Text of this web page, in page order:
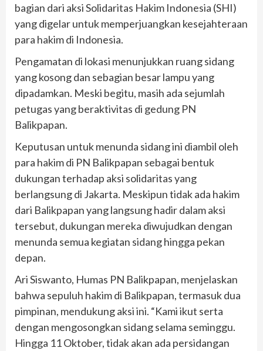
bagian dari aksi Solidaritas Hakim Indonesia (SHI)
yang digelar untuk memperjuangkan kesejahteraan
para hakim di Indonesia.
Pengamatan di lokasi menunjukkan ruang sidang
yang kosong dan sebagian besar lampu yang
dipadamkan. Meski begitu, masih ada sejumlah
petugas yang beraktivitas di gedung PN
Balikpapan.
Keputusan untuk menunda sidang ini diambil oleh
para hakim di PN Balikpapan sebagai bentuk
dukungan terhadap aksi solidaritas yang
berlangsung di Jakarta. Meskipun tidak ada hakim
dari Balikpapan yang langsung hadir dalam aksi
tersebut, dukungan mereka diwujudkan dengan
menunda semua kegiatan sidang hingga pekan
depan.
Ari Siswanto, Humas PN Balikpapan, menjelaskan
bahwa sepuluh hakim di Balikpapan, termasuk dua
pimpinan, mendukung aksi ini. “Kami ikut serta
dengan mengosongkan sidang selama seminggu.
Hingga 11 Oktober, tidak akan ada persidangan